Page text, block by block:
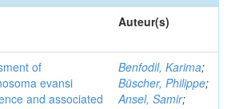
Auteur(s)
of
evansi
and associated
Benfodil, Karima;
Büscher, Philippe;
Ansel, Samir;